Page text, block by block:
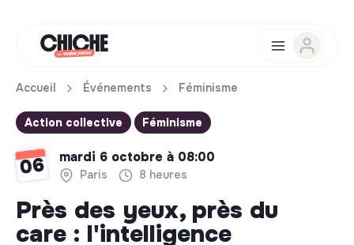
Accueil Événements Féminisme
Action collective Féminisme
06 mardi 6 octobre à 08:00
Paris 8 heures
Près des yeux, près du
care : l'intelligence